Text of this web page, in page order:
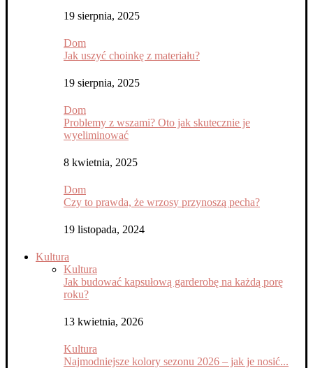
19 sierpnia, 2025
Dom
Jak uszyć choinkę z materiału?
19 sierpnia, 2025
Dom
Problemy z wszami? Oto jak skutecznie je
wyeliminować
8 kwietnia, 2025
Dom
Czy to prawda, że wrzosy przynoszą pecha?
19 listopada, 2024
Kultura
Kultura
Jak budować kapsułową garderobę na każdą porę
roku?
13 kwietnia, 2026
Kultura
Najmodniejsze kolory sezonu 2026 – jak je nosić...